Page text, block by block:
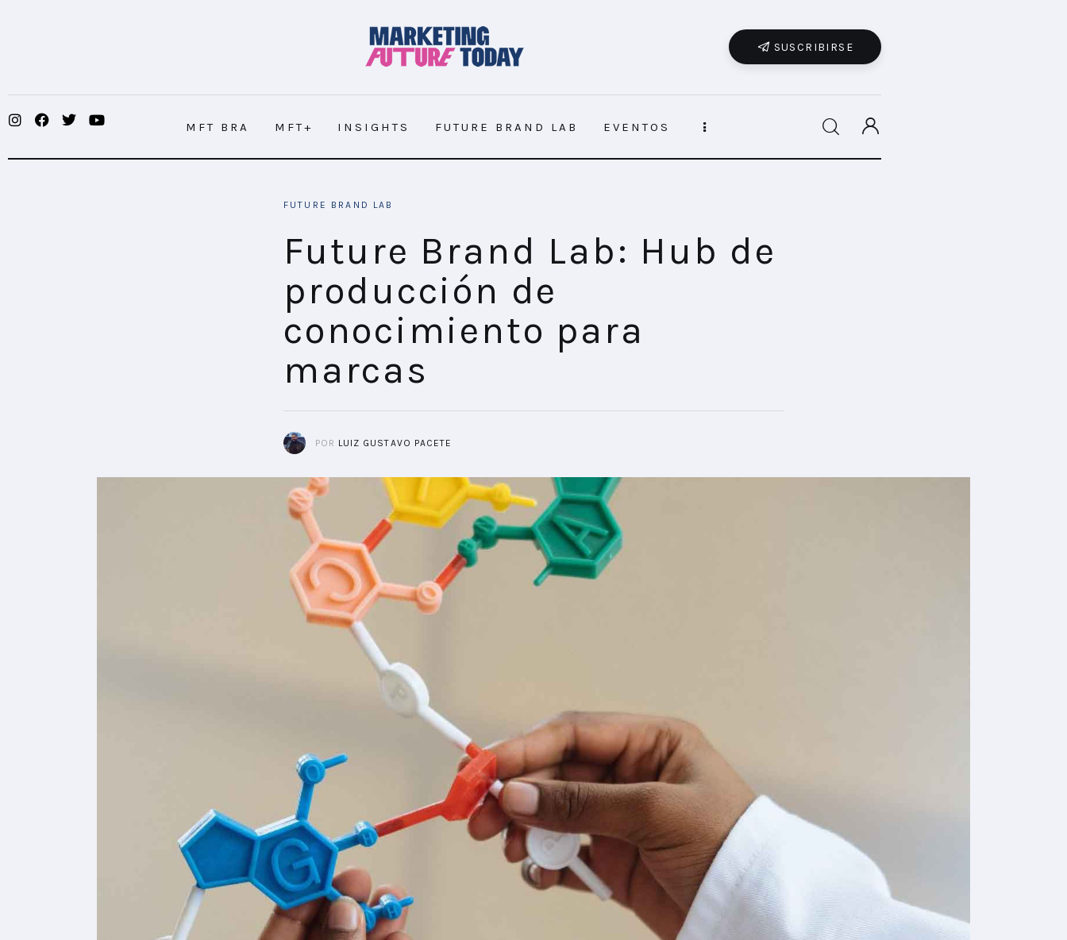
SUSCRIBIRSE
MFT BRA MFT+ INSIGHTS FUTURE BRAND LAB EVENTOS
INSIGHTS
FUTURE BRAND LAB
Future Brand Lab: Hub de
producción de
conocimiento para
marcas
POR LUIZ GUSTAVO PACETE